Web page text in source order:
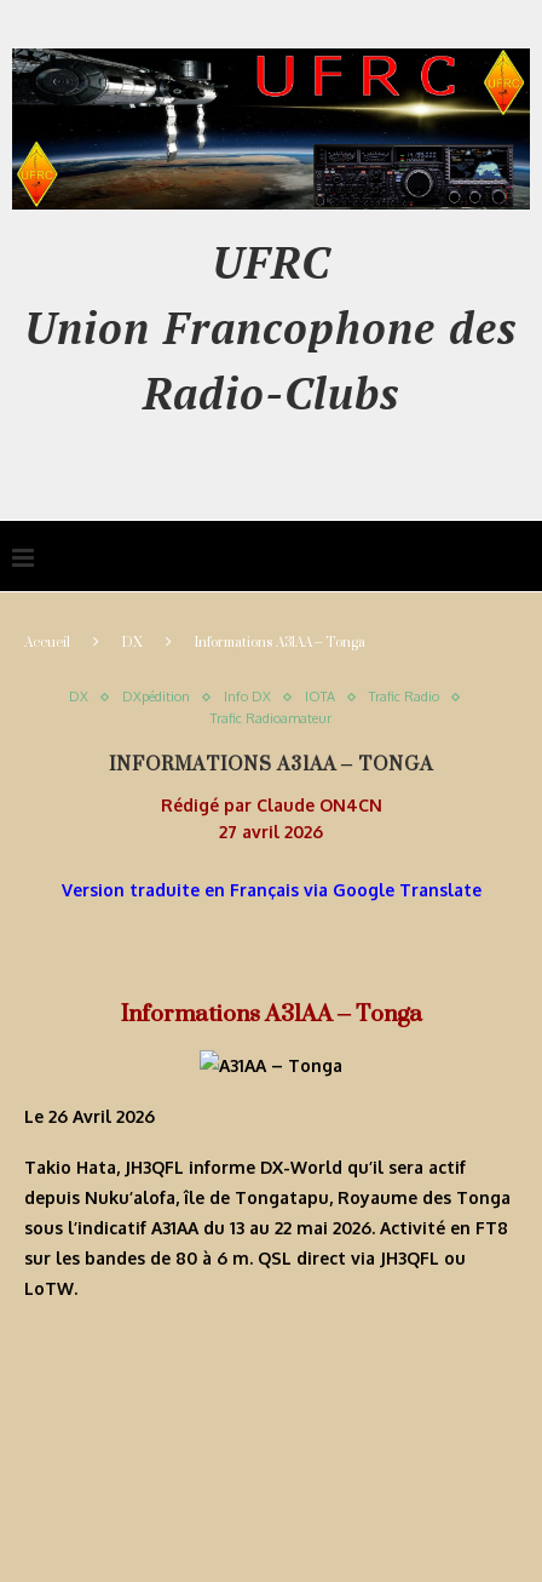
UFRC
Union Francophone des
Radio-Clubs
Accueil DX Informations A31AA – Tonga
DX DXpédition Info DX IOTA
Trafic Radio
Trafic Radioamateur
INFORMATIONS A31AA – TONGA
Rédigé par Claude ON4CN
27 avril 2026
Version traduite en Français via Google Translate
Informations A31AA – Tonga
Le 26 Avril 2026
Takio Hata, JH3QFL informe DX-World qu’il sera actif
depuis Nuku’alofa, île de Tongatapu, Royaume des Tonga
sous l’indicatif A31AA du 13 au 22 mai 2026. Activité en FT8
sur les bandes de 80 à 6 m. QSL direct via JH3QFL ou
LoTW.